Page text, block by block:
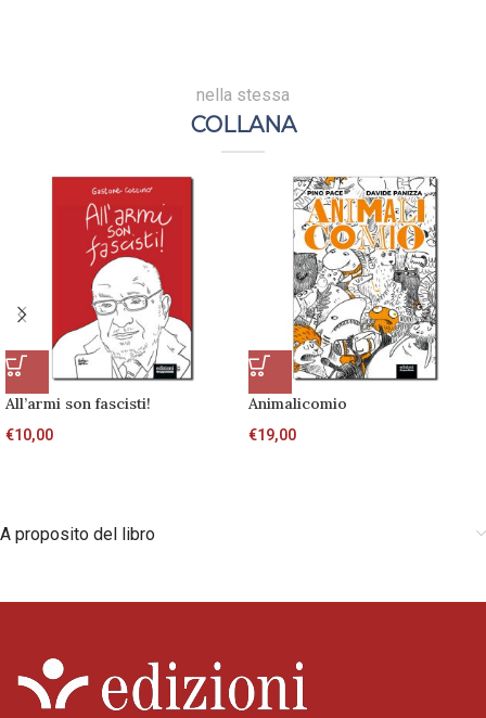
nella stessa
COLLANA
All’armi son fascisti!
€10,00
Animalicomio
€19,00
A proposito del libro